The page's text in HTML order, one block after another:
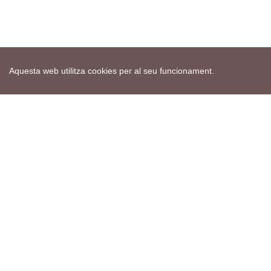
Aquesta web utilitza cookies per al seu funcionament.